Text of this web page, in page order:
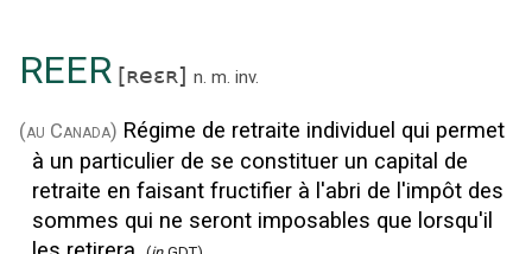
REER [ʀeɛʀ] n. m. inv.
(au Canada) Régime de retraite individuel qui permet
à un particulier de se constituer un capital de
retraite en faisant fructifier à l'abri de l'impôt des
sommes qui ne seront imposables que lorsqu'il